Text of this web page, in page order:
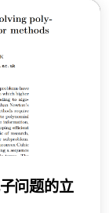
问题的立